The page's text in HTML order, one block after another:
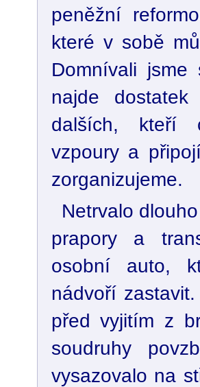
peněžní
které v sobě
Domnívali
najde
dalších, kteří
vzpoury a
zorganizujeme.
Netrvalo
prapory a
osobní auto,
nádvoří
před vyjitím z
soudruhy
vysazovalo na